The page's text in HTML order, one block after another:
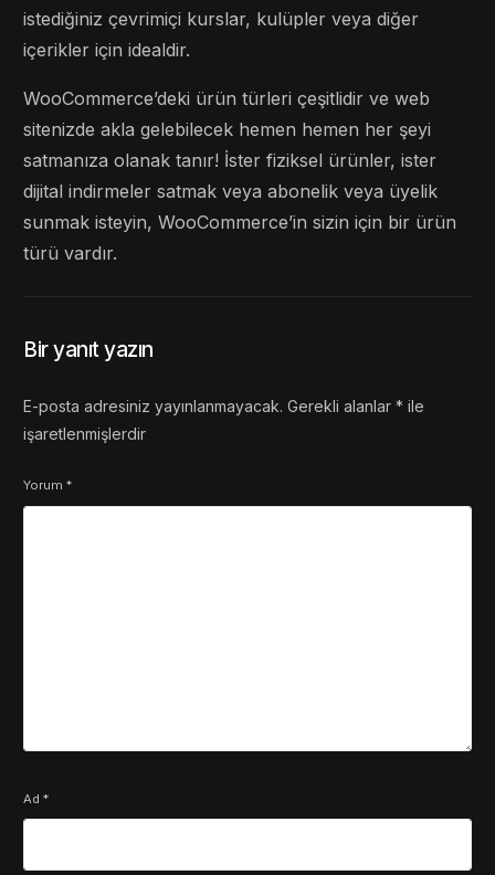
istediğiniz çevrimiçi kurslar, kulüpler veya diğer
içerikler için idealdir.
WooCommerce’deki ürün türleri çeşitlidir ve web
sitenizde akla gelebilecek hemen hemen her şeyi
satmanıza olanak tanır! İster fiziksel ürünler, ister
dijital indirmeler satmak veya abonelik veya üyelik
sunmak isteyin, WooCommerce’in sizin için bir ürün
türü vardır.
Bir yanıt yazın
E-posta adresiniz yayınlanmayacak. Gerekli alanlar* ile
işaretlenmişlerdir
Yorum*
Ad*